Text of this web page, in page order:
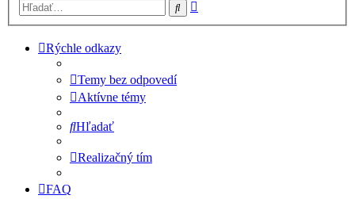
Hľadať
Rýchle odkazy
Temy bez odpovedí
Aktívne témy
Hľadať
Realizačný tím
FAQ